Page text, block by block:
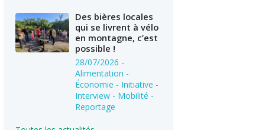
Des bières locales
qui se livrent à vélo
en montagne, c’est
possible !
28/07/2026 -
Alimentation -
Économie - Initiative -
Interview - Mobilité -
Reportage